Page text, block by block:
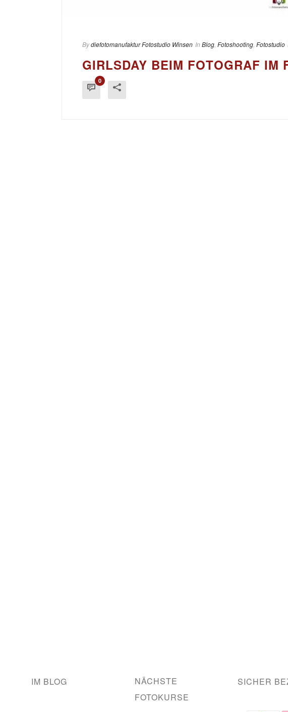
Bydiefotomanufaktur Fotostudio Winsen In Blog Fotoshooting Fotostudio
GIRLSDAY BEIM FOTOGRAF IM
0
IM BLOG
NÄCHSTE
FOTOKURSE
SICHER